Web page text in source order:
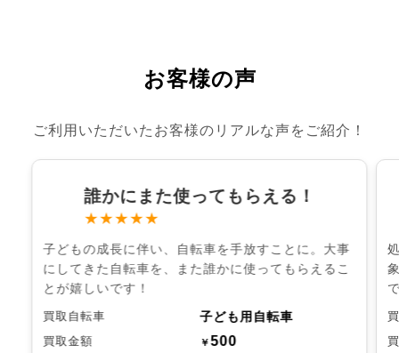
お客様の声
ご利用いただいたお客様のリアルな声をご紹介！
誰かにまた使ってもらえる！
★★★★★
子どもの成長に伴い、自転車を手放すことに。大事
にしてきた自転車を、また誰かに使ってもらえるこ
とが嬉しいです！
買取自転車 子ども用自転車
買取金額 ￥500